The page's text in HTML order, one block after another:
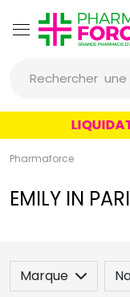
Rechercher
un
un
Pharmaforce
EMILY IN
Marque